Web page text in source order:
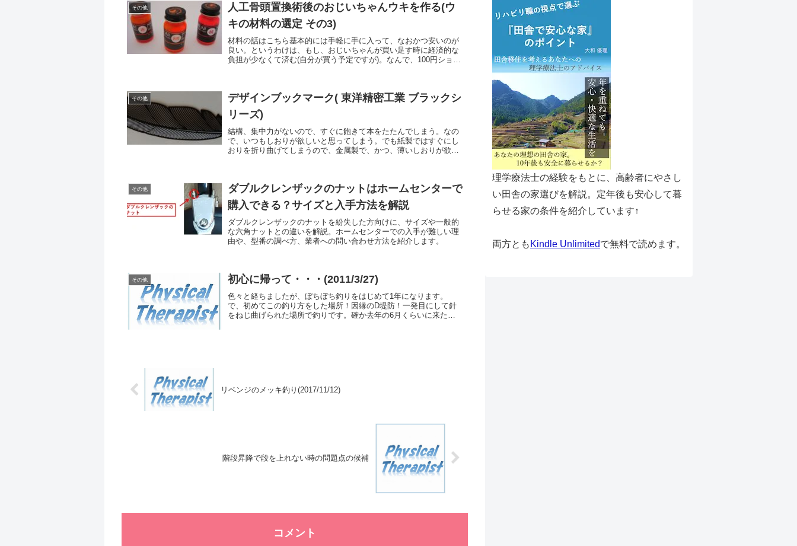
その他
人工骨頭置換術後のおじいちゃんウキを作る(ウ
キの材料の選定 その3)
材料の話はこちら基本的には手軽に手に入って、なおかつ安いのが
良い。というわけは、もし、おじいちゃんが買い足す時に経済的な
負担が少なくて済む(自分が買う予定ですが)。なんで、100円ショッ
その他
デザインブックマーク( 東洋精密工業 ブラックシ
リーズ)
結構、集中力がないので、すぐに飽きて本をたたんでしまう。なの
で、いつもしおりが欲しいと思ってしまう。でも紙製ではすぐにし
おりを折り曲げてしまうので、金属製で、かつ、薄いしおりが欲し
その他
ダブルクレンザックのナットはホームセンターで
購入できる？サイズと入手方法を解説
ダブルクレンザックのナットを紛失した方向けに、サイズや一般的
な六角ナットとの違いを解説。ホームセンターでの入手が難しい理
由や、型番の調べ方、業者への問い合わせ方法を紹介します。
その他 初心に帰って・・・(2011/3/27)
色々と経ちましたが、ぼちぼち釣りをはじめて1年になります。
で、初めてこの釣り方をした場所！因縁のD堤防！一発目にして針
をねじ曲げられた場所で釣りです。確か去年の6月くらいに来たと
リベンジのメッキ釣り(2017/11/12)
階段昇降で段を上れない時の問題点の候補
コメント
理学療法士の経験をもとに、高齢者にやさし
い田舎の家選びを解説。定年後も安心して暮
らせる家の条件を紹介しています↑
両方とも Kindle Unlimitedで無料で読めます。